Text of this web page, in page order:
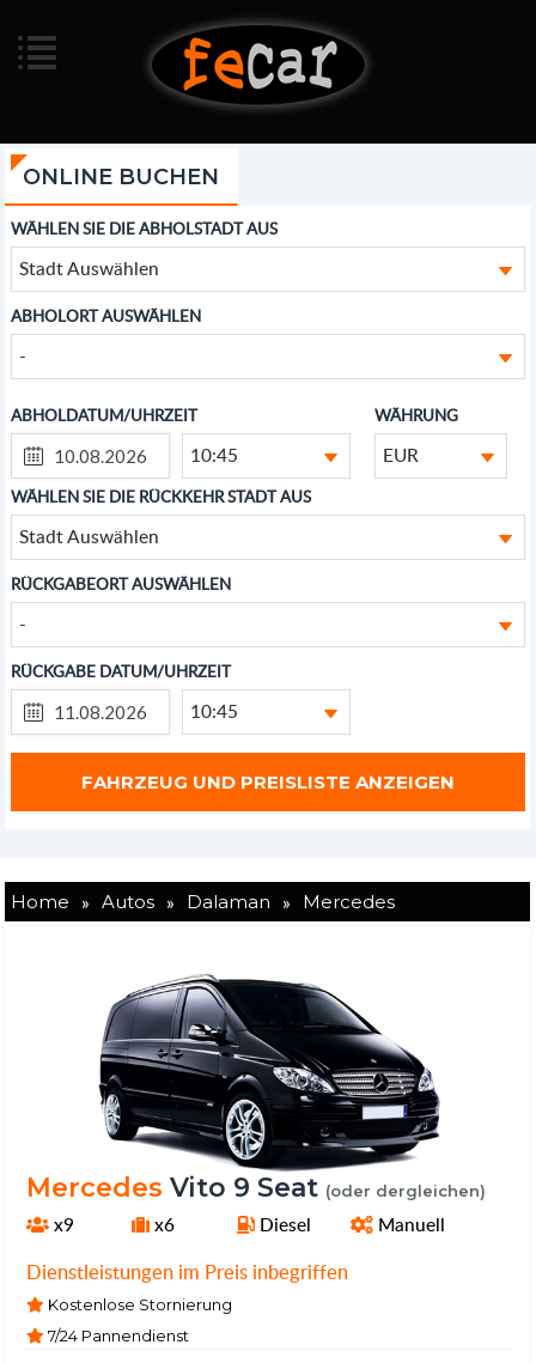
ONLINE BUCHEN
WÄHLEN SIE DIE ABHOLSTADT AUS
Stadt Auswählen
ABHOLORT AUSWÄHLEN
-
ABHOLDATUM/UHRZEIT
10:45
WÄHRUNG
EUR
WÄHLEN SIE DIE RÜCKKEHR STADT AUS
Stadt Auswählen
RÜCKGABEORT AUSWÄHLEN
-
RÜCKGABE DATUM/UHRZEIT
10:45
Home » Autos » Dalaman » Mercedes
Mercedes Vito 9 Seat (oder dergleichen)
x9 x6 Diesel Manuell
Dienstleistungen im Preis inbegriffen
Kostenlose Stornierung
7/24 Pannendienst